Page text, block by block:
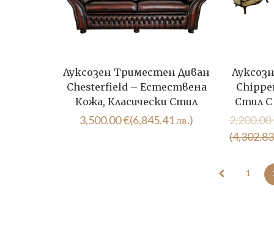
Луксозен Триместен Диван
Chesterfield – Естествена
Кожа, Класически Стил
3,500.00€(6,845.41 лв.)
Стил
2,200.00
1